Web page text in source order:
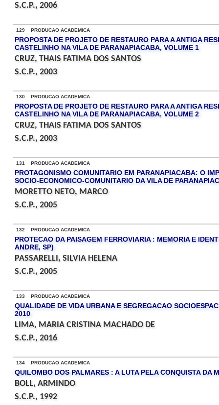
S.C.P., 2006
129 PRODUCAO ACADEMICA
PROPOSTA DE PROJETO DE RESTAURO PARA A ANTIGA
CASTELINHO NA VILA DE PARANAPIACABA, VOLUME 1
CRUZ, THAIS FATIMA DOS SANTOS
S.C.P., 2003
130 PRODUCAO ACADEMICA
PROPOSTA DE PROJETO DE RESTAURO PARA A ANTIGA
CASTELINHO NA VILA DE PARANAPIACABA, VOLUME 2
CRUZ, THAIS FATIMA DOS SANTOS
S.C.P., 2003
131 PRODUCAO ACADEMICA
PROTAGONISMO COMUNITARIO EM PARANAPIACABA: O
SOCIO-ECONOMICO-COMUNITARIO DA VILA DE
MORETTO NETO, MARCO
S.C.P., 2005
132 PRODUCAO ACADEMICA
PROTECAO DA PAISAGEM FERROVIARIA : MEMORIA E
ANDRE, SP)
PASSARELLI, SILVIA HELENA
S.C.P., 2005
133 PRODUCAO ACADEMICA
QUALIDADE DE VIDA URBANA E SEGREGACAO
2010
LIMA, MARIA CRISTINA MACHADO DE
S.C.P., 2016
134 PRODUCAO ACADEMICA
QUILOMBO DOS PALMARES : A LUTA PELA CONQUISTA DA
BOLL, ARMINDO
S.C.P., 1992